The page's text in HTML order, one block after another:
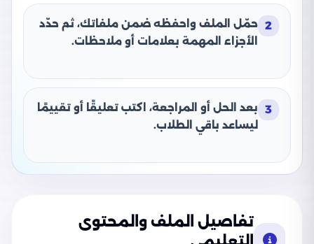
2 حمّل الملف واحفظه ضمن ملفاتك، ثم حدّد
الأجزاء المهمة بعلامات أو ملاحظات.
3
بعد الحل أو المراجعة، اكتب تعليقًا أو تقييمًا
ليساعد باقي الطلاب.
تفاصيل الملف والمحتوى